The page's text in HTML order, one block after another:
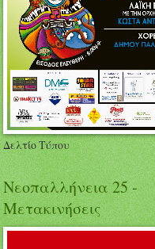
Δελτίο Τύπου
Νεοπαλλήνεια 25 -
Μετακινήσεις